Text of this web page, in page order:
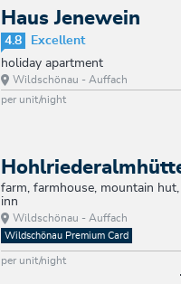
Haus Jenewein
4.8
Excellent
holiday apartment
Wildschönau - Auffach
per unit/night
farm, farmhouse, mountain
inn
Wildschönau - Auffach
Wildschönau Premium Card
per unit/night